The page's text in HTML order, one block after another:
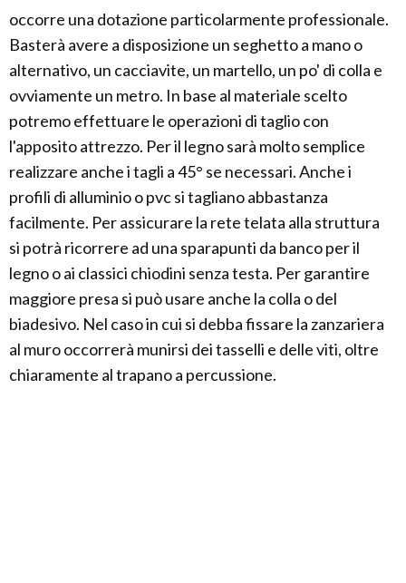
occorre una dotazione particolarmente professionale.
Basterà avere a disposizione un seghetto a mano o
alternativo, un cacciavite, un martello, un po' di colla e
ovviamente un metro. In base al materiale scelto
potremo effettuare le operazioni di taglio con
l'apposito attrezzo. Per il legno sarà molto semplice
realizzare anche i tagli a 45° se necessari. Anche i
profili di alluminio o pvc si tagliano abbastanza
facilmente. Per assicurare la rete telata alla struttura
si potrà ricorrere ad una sparapunti da banco per il
legno o ai classici chiodini senza testa. Per garantire
maggiore presa si può usare anche la colla o del
biadesivo. Nel caso in cui si debba fissare la zanzariera
al muro occorrerà munirsi dei tasselli e delle viti, oltre
chiaramente al trapano a percussione.